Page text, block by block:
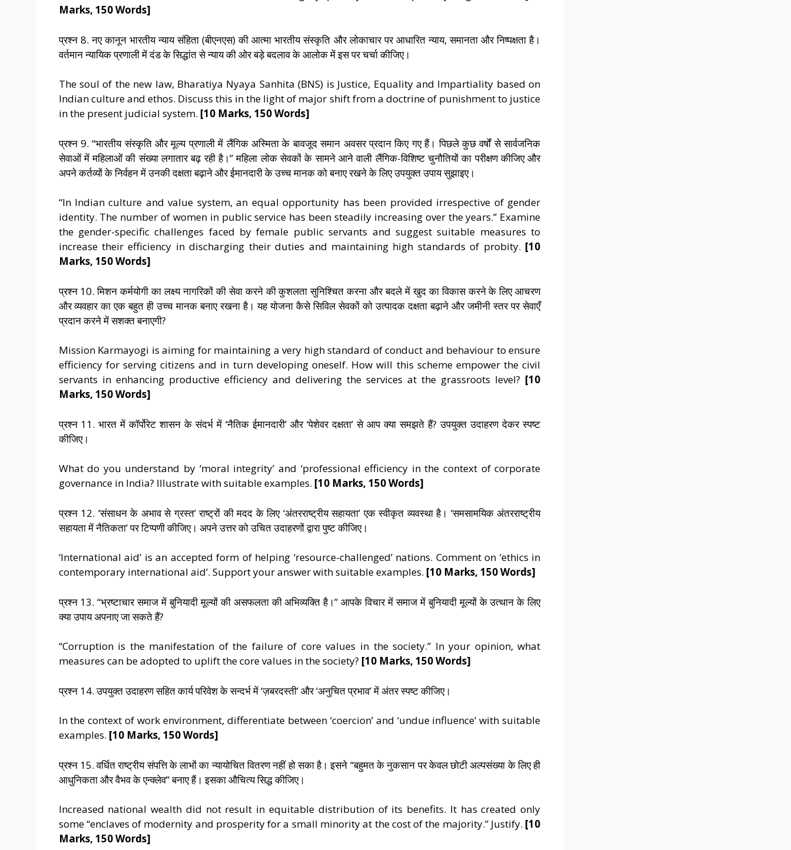
Marks, 150 Words]
प्रश्न 8. नए कानून भारतीय न्याय संहिता (बीएनएस) की आत्मा भारतीय संस्कृति और लोकाचार पर आधारित न्याय, समानता और निष्पक्षता है।
वर्तमान न्यायिक प्रणाली में दंड के सिद्धांत से न्याय की ओर बड़े बदलाव के आलोक में इस पर चर्चा कीजिए।
The soul of the new law, Bharatiya Nyaya Sanhita (BNS) is Justice, Equality and Impartiality based on
Indian culture and ethos. Discuss this in the light of major shift from a doctrine of punishment to justice
in the present judicial system. [10 Marks, 150 Words]
प्रश्न 9. “भारतीय संस्कृति और मूल्य प्रणाली में लैंगिक अस्मिता के बावजूद समान अवसर प्रदान किए गए हैं। पिछले कुछ वर्षों से सार्वजनिक
सेवाओं में महिलाओं की संख्या लगातार बढ़ रही है।” महिला लोक सेवकों के सामने आने वाली लैंगिक-विशिष्ट चुनौतियों का परीक्षण कीजिए और
अपने कर्तव्यों के निर्वहन में उनकी दक्षता बढ़ाने और ईमानदारी के उच्च मानक को बनाए रखने के लिए उपयुक्त उपाय सुझाइए।
“In Indian culture and value system, an equal opportunity has been provided irrespective of gender
identity. The number of women in public service has been steadily increasing over the years.” Examine
the gender-specific challenges faced by female public servants and suggest suitable measures to
increase their efficiency in discharging their duties and maintaining high standards of probity. [10
Marks, 150 Words]
प्रश्न 10. मिशन कर्मयोगी का लक्ष्य नागरिकों की सेवा करने की कुशलता सुनिश्चित करना और बदले में खुद का विकास करने के लिए आचरण
और व्यवहार का एक बहुत ही उच्च मानक बनाए रखना है। यह योजना कैसे सिविल सेवकों को उत्पादक दक्षता बढ़ाने और जमीनी स्तर पर सेवाएँ
प्रदान करने में सशक्त बनाएगी?
Mission Karmayogi is aiming for maintaining a very high standard of conduct and behaviour to ensure
efficiency for serving citizens and in turn developing oneself. How will this scheme empower the civil
servants in enhancing productive efficiency and delivering the services at the grassroots level? [10
Marks, 150 Words]
प्रश्न 11. भारत में कॉर्पोरेट शासन के संदर्भ में ‘नैतिक ईमानदारी’ और ‘पेशेवर दक्षता’ से आप क्या समझते हैं? उपयुक्त उदाहरण देकर स्पष्ट
कीजिए।
What do you understand by ‘moral integrity’ and ‘professional efficiency in the context of corporate
governance in India? Illustrate with suitable examples. [10 Marks, 150 Words]
प्रश्न 12. ‘संसाधन के अभाव से ग्रस्त’ राष्ट्रों की मदद के लिए ‘अंतरराष्ट्रीय सहायता’ एक स्वीकृत व्यवस्था है। ‘समसामयिक अंतरराष्ट्रीय
सहायता में नैतिकता’ पर टिप्पणी कीजिए। अपने उत्तर को उचित उदाहरणों द्वारा पुष्ट कीजिए।
‘International aid’ is an accepted form of helping ‘resource-challenged’ nations. Comment on ‘ethics in
contemporary international aid’. Support your answer with suitable examples. [10 Marks, 150 Words]
प्रश्न 13. “भ्रष्टाचार समाज में बुनियादी मूल्यों की असफलता की अभिव्यक्ति है।” आपके विचार में समाज में बुनियादी मूल्यों के उत्थान के लिए
क्या उपाय अपनाए जा सकते हैं?
“Corruption is the manifestation of the failure of core values in the society.” In your opinion, what
measures can be adopted to uplift the core values in the society? [10 Marks, 150 Words]
प्रश्न 14. उपयुक्त उदाहरण सहित कार्य परिवेश के सन्दर्भ में ‘ज़बरदस्ती’ और ‘अनुचित प्रभाव’ में अंतर स्पष्ट कीजिए।
In the context of work environment, differentiate between ‘coercion’ and ‘undue influence’ with suitable
examples. [10 Marks, 150 Words]
प्रश्न 15. वर्धित राष्ट्रीय संपत्ति के लाभों का न्यायोचित वितरण नहीं हो सका है। इसने “बहुमत के नुकसान पर केवल छोटी अल्पसंख्या के लिए ही
आधुनिकता और वैभव के एन्क्लेव” बनाए हैं। इसका औचित्य सिद्ध कीजिए।
Increased national wealth did not result in equitable distribution of its benefits. It has created only
some “enclaves of modernity and prosperity for a small minority at the cost of the majority.” Justify. [10
Marks, 150 Words]